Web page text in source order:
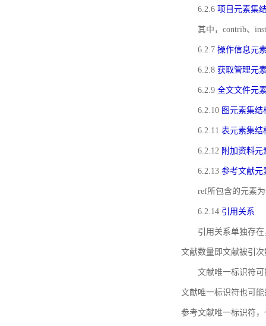
6.2.6 项目元素集
其中，contrib、
6.2.7 操作信息元
6.2.8 获取管理元
6.2.9 全文文件元
6.2.10 图元素集结
6.2.11 表元素集结
6.2.12 附加资料元
6.2.13 参考文献元
ref所包含的元素
6.2.14 引用关系
引用关系单独存
文献数量即文献被引
文献唯一标识符
文献唯一标识符也可
参考文献唯一标识符